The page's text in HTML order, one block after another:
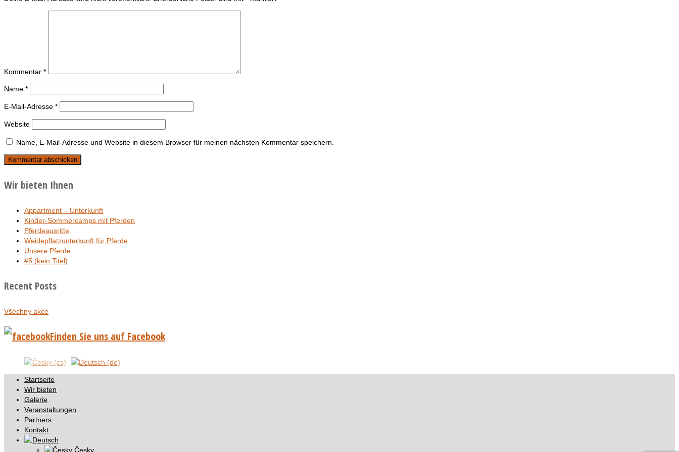
Kommentar *
Name *
E-Mail-Adresse *
Website
Name, E-Mail-Adresse und Website in diesem Browser für meinen nächsten Kommentar speichern.
Wir bieten Ihnen
Appartment – Unterkunft
Kinder-Sommercamps mit Pferden
Pferdeausritte
Weidepflatzunterkunft für Pferde
Unsere Pferde
#5 (kein Titel)
Recent Posts
Všechny akce
Finden Sie uns auf Facebook
Startseite
Wir bieten
Galerie
Veranstaltungen
Partners
Kontakt
Česky